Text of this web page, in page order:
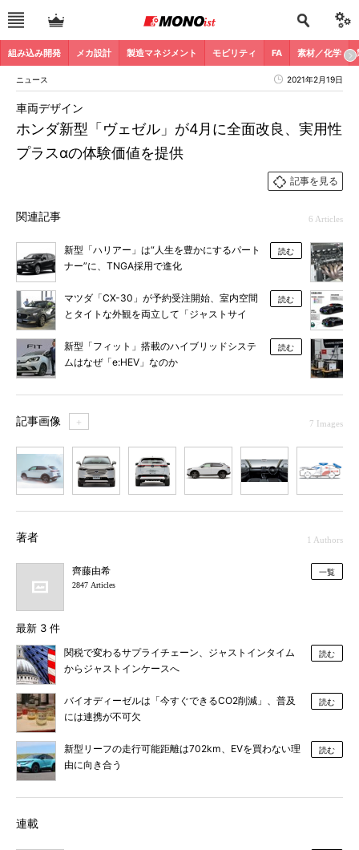
組み込み開発 メカ設計 製造マネジメント モビリティ FA 素材／化学
ニュース 2021年2月19日
ホンダ新型「ヴェゼル」が4月に全面改良、実用性
プラスαの体験価値を提供
車両デザイン
記事を見る
関連記事 6 Articles
新型「ハリアー」は“人生を豊かにするパート
ナー”に、TNGA採用で進化
読む
マツダ「CX-30」が予約受注開始、室内空間
とタイトな外観を両立して「ジャストサイ
読む
新型「フィット」搭載のハイブリッドシステ
ムはなぜ「e:HEV」なのか
読む
記事画像 ＋ 7 Images
著者 1 Authors
齊藤由希
2847 Articles
一覧
最新 3 件
関税で変わるサプライチェーン、ジャストインタイム
からジャストインケースへ
読む
バイオディーゼルは「今すぐできるCO2削減」、普及
には連携が不可欠
読む
新型リーフの走行可能距離は702km、EVを買わない理
由に向き合う
読む
連載